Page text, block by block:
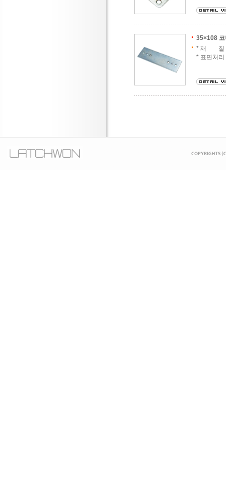
35×108 코
* 재 질 :
* 표면처리